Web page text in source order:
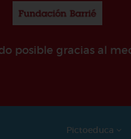
posible gracias al
Pictoeduca